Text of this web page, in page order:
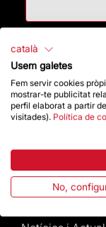
Destacats
La Fundació
Preguntes
Normativa i
català
Usem galetes
Fem servir cookies
mostrar-te publicitat
perfil elaborat a partir
visitades). Política de
No,